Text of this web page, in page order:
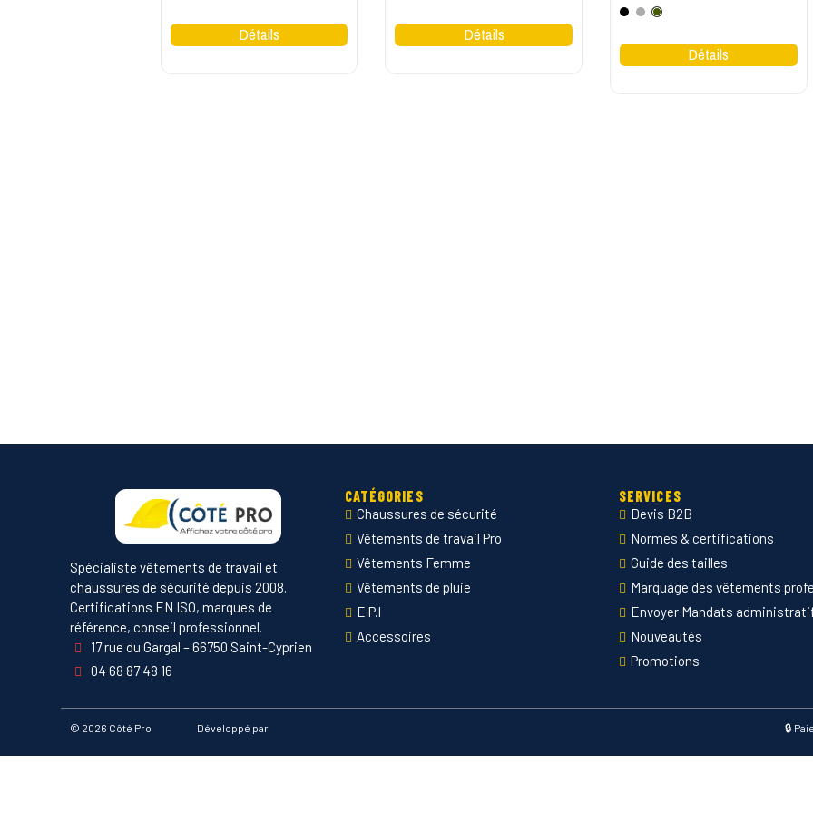
NoirGrisKaki
Spécialiste vêtements de travail et
chaussures de sécurité depuis 2008.
Certifications EN ISO, marques de
référence, conseil professionnel.
17 rue du Gargal – 66750 Saint-Cyprien
04 68 87 48 16
CATÉGORIES
Chaussures de sécurité
Vêtements de travail Pro
Vêtements Femme
Vêtements de pluie
E.P.I
Accessoires
SERVICES
Devis B2B
Normes & certifications
Guide des tailles
Marquage des vêtements
Envoyer Mandats
Nouveautés
Promotions
© 2026 Côté Pro Développé par 🔒